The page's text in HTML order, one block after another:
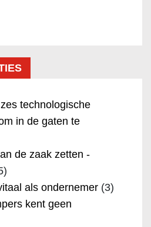
technologische
in de gaten te
de zaak zetten -
als ondernemer (3)
kent geen